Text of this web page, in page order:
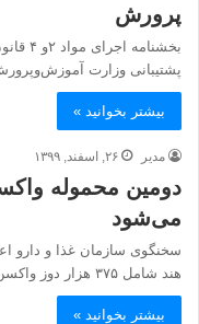
پرورش
پشتیبانی وزارت
بیشتر بخوانید »
مدیر ۲۶, اسفند, ۱۳۹۹
دومین محموله
می‌شود
سخنگوی سازمان غذا و دارو
هند شامل ۳۷۵ هزار دوز واکسن، چهارشنبه از…
بیشتر بخوانید »